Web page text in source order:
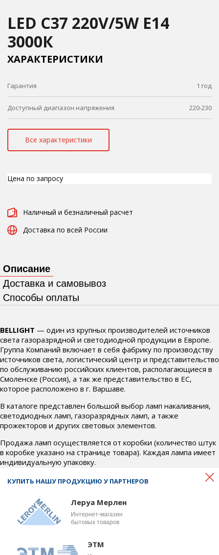
LED C37 220V/5W E14
3000К
ХАРАКТЕРИСТИКИ
Гарантия 1 год
Доступный диапазон напряжения 220-230
Все характеристики
Цена по запросу
Наличный и безналичный расчет
Доставка по всей России
Описание
Доставка и самовывоз
Способы оплаты
BELLIGHT — один из крупных производителей источников
света газоразрядной и светодиодной продукции в Европе.
Группа Компаний включает в себя фабрику по производству
источников света, логистический центр и представительство
по обслуживанию российских клиентов, располагающиеся в
Смоленске (Россия), а так же представительство в ЕС,
которое расположено в г. Варшаве.
В каталоге представлен большой выбор ламп накаливания,
светодиодных ламп, газоразрядных ламп, а также
прожекторов и других световых элементов.
Продажа ламп осуществляется от коробки (количество штук
в коробке указано на странице товара). Каждая лампа имеет
индивидуальную упаковку.
Если у Вас возникли вопросы по товару, условиям доставки и
или почтеoffice@bel-svet.ru. Наши менеджеры ответят на
все интересующие вопросы и подберут для вас
оптимальные условия.
КУПИТЬ НАШУ ПРОДУКЦИЮ У ПАРТНЕРОВ
Леруа Мерлен
Интернет-магазин
бытовых товаров
ЭТМ